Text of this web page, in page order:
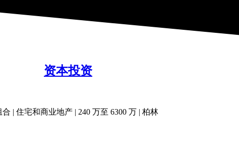
资本投资
| 住宅和商业地产 | 240 万至 6300 万 | 柏林